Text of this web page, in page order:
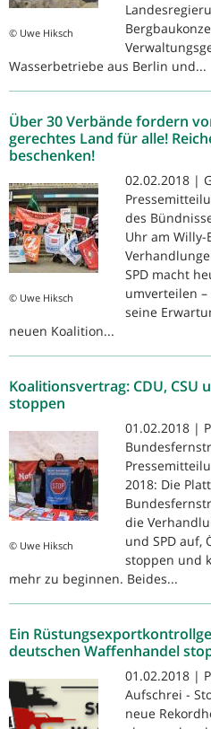
© Uwe Hiksch
Wasserbetriebe aus Berlin und...
Über 30 Verbände fordern
gerechtes Land für alle!
beschenken!
© Uwe Hiksch
02.02.2018 |
des
Uhr am
SPD macht
umverteilen
seine
neuen Koalition...
Koalitionsvertrag: CDU, CSU
stoppen
© Uwe Hiksch
01.02.2018 |
2018: Die
die
und SPD auf,
stoppen und
mehr zu beginnen. Beides...
Ein
deutschen Waffenhandel
01.02.2018 |
Aufschrei -
neue